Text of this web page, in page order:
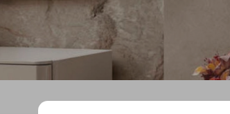
Yataklı Koltuk
Köşe Koltuk
Modern Köşe Koltuk
Ekonomik Köşe Koltuk